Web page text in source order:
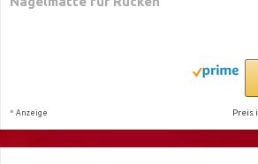
* Anzeige Preis